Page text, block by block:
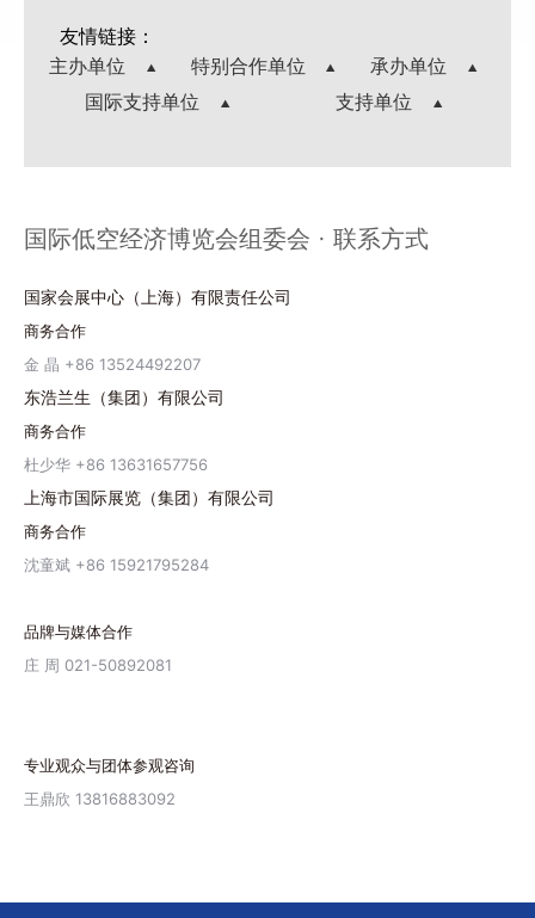
友情链接：
主办单位
特别合作单位
承办单位
国际支持单位
支持单位
国际低空经济博览会组委会 · 联系方式
国家会展中心（上海）有限责任公司
商务合作
金 晶 +86 13524492207
东浩兰生（集团）有限公司
商务合作
杜少华 +86 13631657756
上海市国际展览（集团）有限公司
商务合作
沈童斌 +86 15921795284
品牌与媒体合作
庄 周 021-50892081
专业观众与团体参观咨询
王鼎欣 13816883092